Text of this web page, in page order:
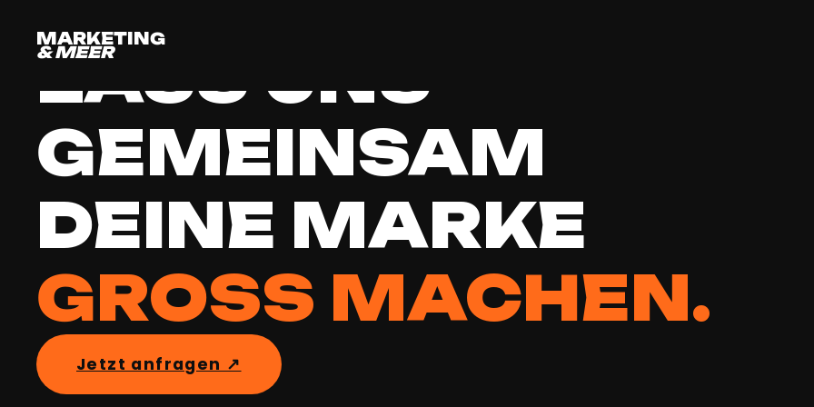
MARKETING
& MEER
LASS UNS
GEMEINSAM
DEINE MARKE
GROSS MACHEN.
Jetzt anfragen ↗︎